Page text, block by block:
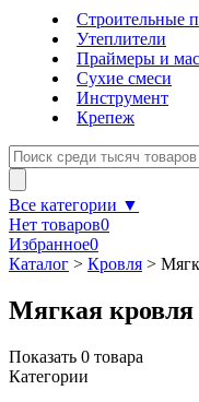
Строительные
Утеплители
Праймеры и
Сухие смеси
Инструмент
Крепеж
Все категории ▼
Нет товаров0
Избранное0
Каталог > Кровля >
Мягкая кровля
Показать 0 товара
Категории